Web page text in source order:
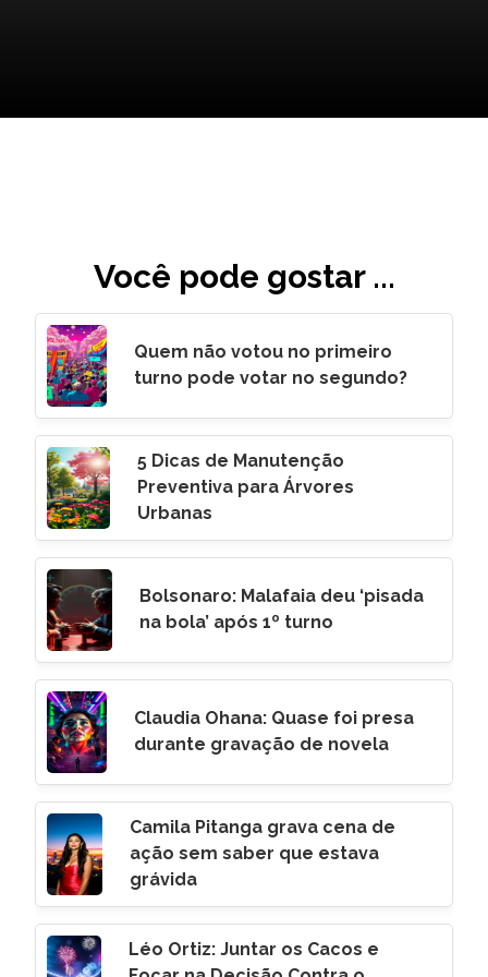
Você pode gostar ...
Quem não votou no primeiro
turno pode votar no segundo?
5 Dicas de Manutenção
Preventiva para Árvores
Urbanas
Bolsonaro: Malafaia deu ‘pisada
na bola’ após 1º turno
Claudia Ohana: Quase foi presa
durante gravação de novela
Camila Pitanga grava cena de
ação sem saber que estava
grávida
Léo Ortiz: Juntar os Cacos e